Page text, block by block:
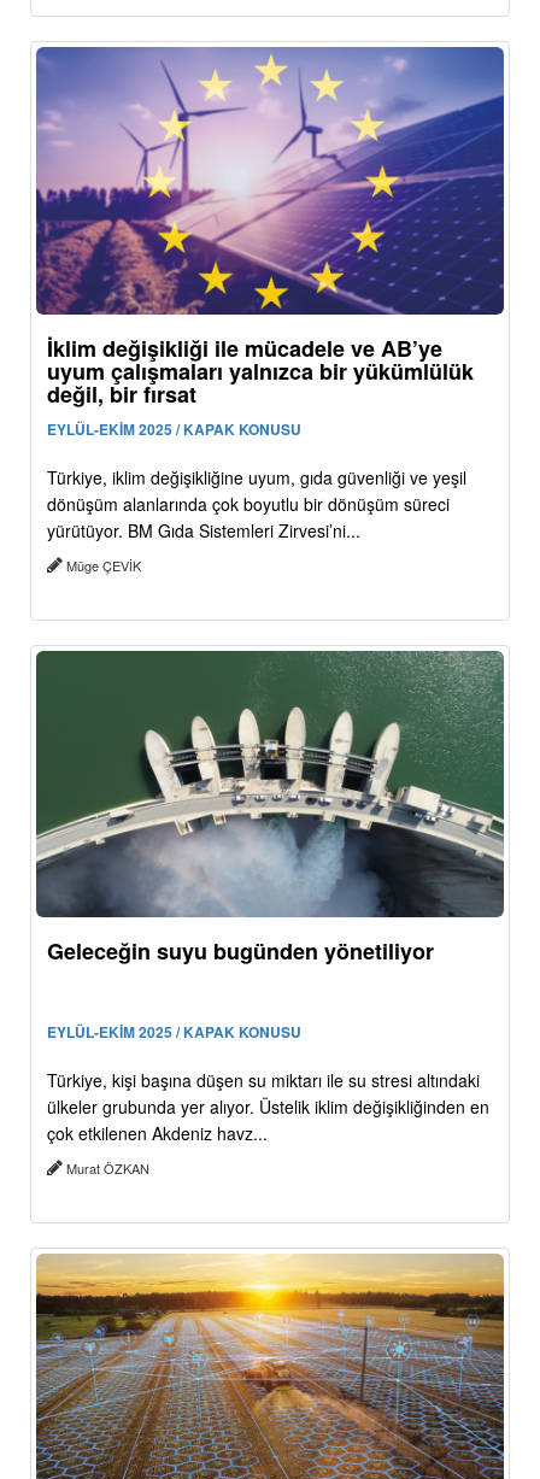
İklim değişikliği ile mücadele ve AB’ye
uyum çalışmaları yalnızca bir yükümlülük
değil, bir fırsat
EYLÜL-EKİM 2025 / KAPAK KONUSU
Türkiye, iklim değişikliğine uyum, gıda güvenliği ve yeşil
dönüşüm alanlarında çok boyutlu bir dönüşüm süreci
yürütüyor. BM Gıda Sistemleri Zirvesi’ni...
Müge ÇEVİK
Geleceğin suyu bugünden yönetiliyor
EYLÜL-EKİM 2025 / KAPAK KONUSU
Türkiye, kişi başına düşen su miktarı ile su stresi altındaki
ülkeler grubunda yer alıyor. Üstelik iklim değişikliğinden en
çok etkilenen Akdeniz havz...
Murat ÖZKAN